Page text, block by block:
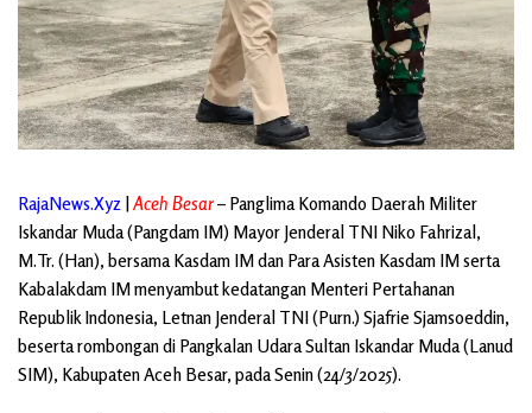
RajaNews.Xyz |Aceh Besar– Panglima Komando Daerah Militer
Iskandar Muda (Pangdam IM) Mayor Jenderal TNI Niko Fahrizal,
M.Tr. (Han), bersama Kasdam IM dan Para Asisten Kasdam IM serta
Kabalakdam IM menyambut kedatangan Menteri Pertahanan
Republik Indonesia, Letnan Jenderal TNI (Purn.) Sjafrie Sjamsoeddin,
beserta rombongan di Pangkalan Udara Sultan Iskandar Muda (Lanud
SIM), Kabupaten Aceh Besar, pada Senin (24/3/2025).